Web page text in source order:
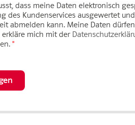
dass meine Daten elektronisch
des Kundenservices ausgewertet
abmelden kann. Meine Daten
mich mit der
*